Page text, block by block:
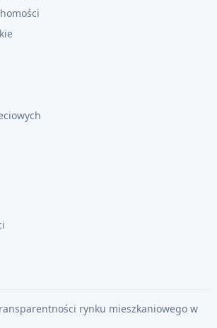
rynku mieszkaniowego w